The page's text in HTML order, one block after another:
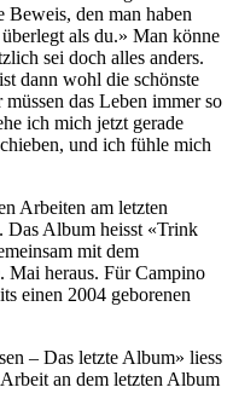
Beweis, den man haben
als du.» Man könne
sei doch alles anders.
dann wohl die schönste
das Leben immer so
ich mich jetzt gerade
und ich fühle mich
Arbeiten am letzten
Das Album heisst «Trink
mit dem
Mai heraus. Für Campino
einen 2004 geborenen
– Das letzte Album» liess
an dem letzten Album